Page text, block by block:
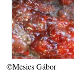
©Mesics Gábor